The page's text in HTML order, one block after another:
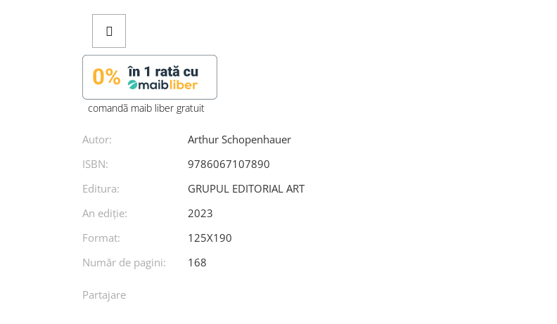
comandã maib liber gratuit
Autor:
Arthur Schopenhauer
ISBN:
9786067107890
Editura:
GRUPUL EDITORIAL ART
An ediţie:
2023
Format:
125X190
Număr de pagini:
168
Partajare